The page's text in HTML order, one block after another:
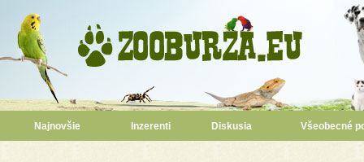
Najnovšie Inzerenti Diskusia Všeobecné